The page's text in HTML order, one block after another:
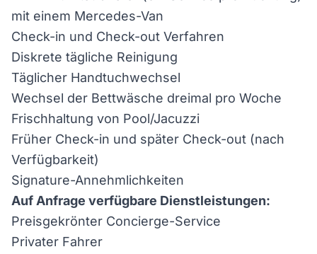
mit einem Mercedes-Van
Check-in und Check-out Verfahren
Diskrete tägliche Reinigung
Täglicher Handtuchwechsel
Wechsel der Bettwäsche dreimal pro Woche
Frischhaltung von Pool/Jacuzzi
Früher Check-in und später Check-out (nach
Verfügbarkeit)
Signature-Annehmlichkeiten
Auf Anfrage verfügbare Dienstleistungen:
Preisgekrönter Concierge-Service
Privater Fahrer